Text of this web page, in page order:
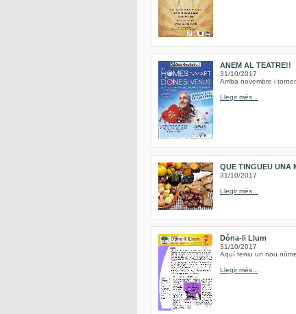
ANEM AL TEATRE!!
31/10/2017
Arriba novembre i
Llegir més...
QUE TINGUEU UNA
31/10/2017
Llegir més...
Dóna-li Llum
31/10/2017
Aquí teniu un nou
Llegir més...